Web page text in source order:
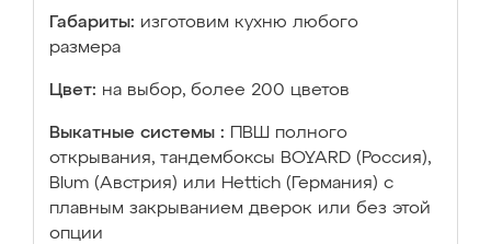
Габариты: изготовим кухню любого
размера
Цвет: на выбор, более 200 цветов
Выкатные системы :
ПВШ полного
открывания, тандембоксы BOYARD (Россия),
Blum (Австрия) или Hettich (Германия) с
плавным закрыванием дверок или без этой
опции